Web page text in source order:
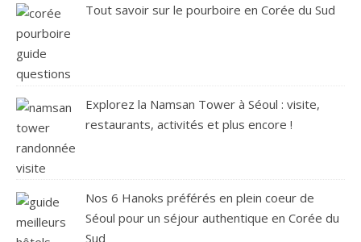
Tout savoir sur le pourboire en Corée du Sud
Explorez la Namsan Tower à Séoul : visite,
restaurants, activités et plus encore !
Nos 6 Hanoks préférés en plein coeur de
Séoul pour un séjour authentique en Corée du
Sud